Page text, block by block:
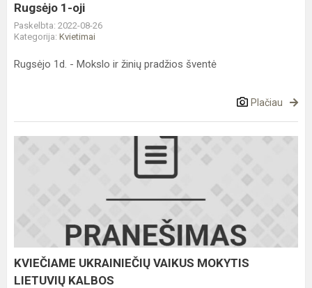
Rugsėjo 1-oji
Paskelbta: 2022-08-26
Kategorija: Kvietimai
Rugsėjo 1d. - Mokslo ir žinių pradžios šventė
Plačiau
KVIEČIAME
KVIEČIAME UKRAINIEČIŲ VAIKUS MOKYTIS
LIETUVIŲ KALBOS